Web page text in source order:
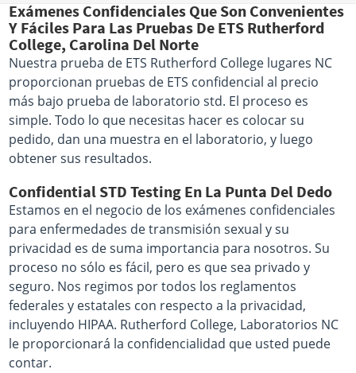
Exámenes Confidenciales Que Son Convenientes
Y Fáciles Para Las Pruebas De ETS Rutherford
College, Carolina Del Norte
Nuestra prueba de ETS Rutherford College lugares NC
proporcionan pruebas de ETS confidencial al precio
más bajo prueba de laboratorio std. El proceso es
simple. Todo lo que necesitas hacer es colocar su
pedido, dan una muestra en el laboratorio, y luego
obtener sus resultados.
Confidential STD Testing En La Punta Del Dedo
Estamos en el negocio de los exámenes confidenciales
para enfermedades de transmisión sexual y su
privacidad es de suma importancia para nosotros. Su
proceso no sólo es fácil, pero es que sea privado y
seguro. Nos regimos por todos los reglamentos
federales y estatales con respecto a la privacidad,
incluyendo HIPAA. Rutherford College, Laboratorios NC
le proporcionará la confidencialidad que usted puede
contar.